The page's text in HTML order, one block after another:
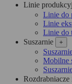
Linie
Linie do
Linie
Linie do
Suszarnie
+
Mobilne
Rozdrabniacze